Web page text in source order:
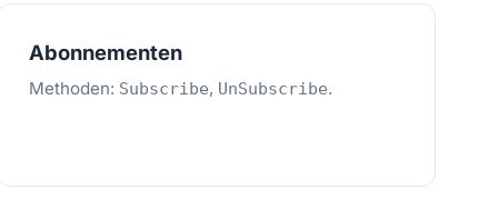
Abonnementen
Methoden: Subscribe, UnSubscribe.